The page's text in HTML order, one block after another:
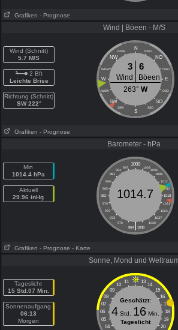
Grafiken - Prognose
Wind | Böeen - M/S
Wind (Schnitt)
5.7 M/S
2 Bft
Leichte Brise
Richtung (Schnitt)
SW 222°
N
NNW NNO
NW NO
WNW ONO
W E
WSW OSO
SW SO
SSW SSO
S
3 6
Wind
Böeen
263° W
Grafiken - Prognose
Barometer - hPa
Min
1014.4 hPa
Aktuell
29.96 inHg
1000
997 1003
994
1006
991
1009
988
1012
985
1015
982
1018
979
1021
976
1024
973
1027
970
1030
|
964 1036
1014.7
Grafiken - Prognose - Karte
Sonne, Mond und
Tageslicht
15 Std.07 Min.
Sonnenaufgang
06:13
Morgen
11 13
10
14
09
15
08
16
07
17
06
18
05
19
04
20
Geschätzt:
4Std. 16Min.
Tageslicht